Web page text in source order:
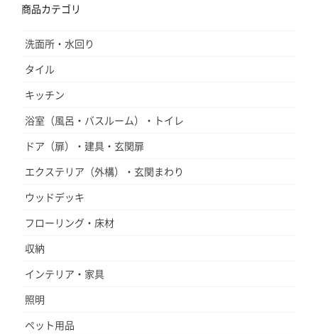
商品カテゴリ
洗面所・水回り
タイル
キッチン
浴室（風呂・バスルーム）・トイレ
ドア（扉）・建具・玄関扉
エクステリア（外構）・玄関まわり
ウッドデッキ
フローリング・床材
収納
インテリア・家具
照明
ペット用品